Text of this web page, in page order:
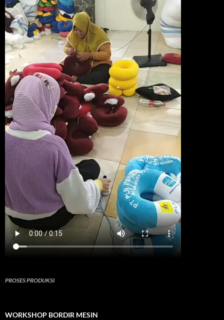
PROSES PRODUKSI
WORKSHOP BORDIR MESIN